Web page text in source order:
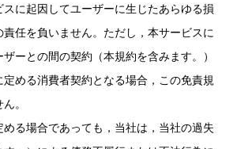
スに起因してユーザーに生じたあらゆる損
任を負いません。ただし，本サービスに
ーとの間の契約（本規約を含みます。）
定める消費者契約となる場合，この免責規
。
る場合であっても，当社は，当社の過失